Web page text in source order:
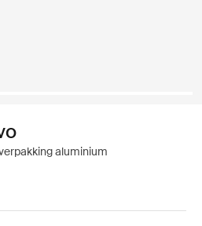
aluminium